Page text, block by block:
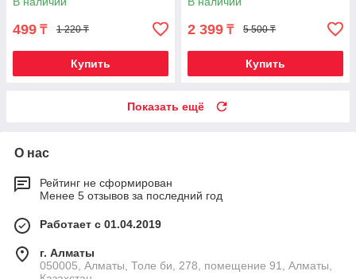
499 ₸ 1 220 ₸
Купить
2 399 ₸ 5 500 ₸
Купить
Показать ещё
О нас
Рейтинг не сформирован
Менее 5 отзывов за последний год
Работает с 01.04.2019
г. Алматы
050005, Алматы, Толе би, 278, помещение 91, Алматы,